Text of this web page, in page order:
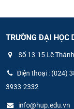
TRƯỜNG ĐẠI HỌC
Số 13-15 Lê
Điện thoại : (024)
3933-2332
info@hup.edu.vn